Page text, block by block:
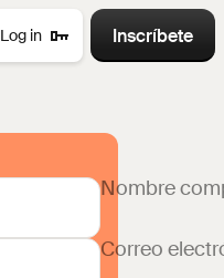
Log in Inscríbete